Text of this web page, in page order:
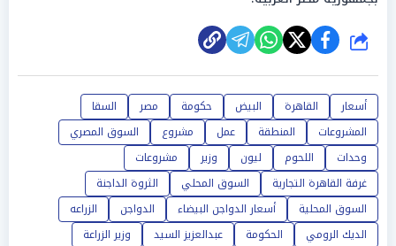
شارك
أسعار القاهرة البيض حكومة مصر
السقا
المشروعات
المنطقة عمل مشروع
السوق المصري
وحدات
اللحوم ليون وزير
مشروعات
غرفة القاهرة التجارية
السوق المحلي
الثروة الداجنة
السوق المحلية
أسعار الدواجن البيضاء الدواجن
الزراعه
الديك الرومي
الحكومة عبدالعزيز السيد
وزير الزراعة